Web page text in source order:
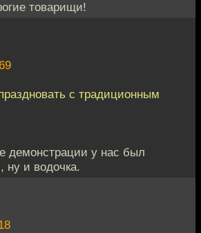
товарищи!
с традиционным
демонстрации у нас был
ну и водочка.